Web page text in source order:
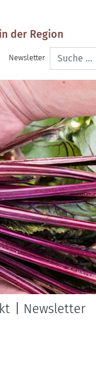
der Region
Newsletter
Suche
nach:
Newsletter